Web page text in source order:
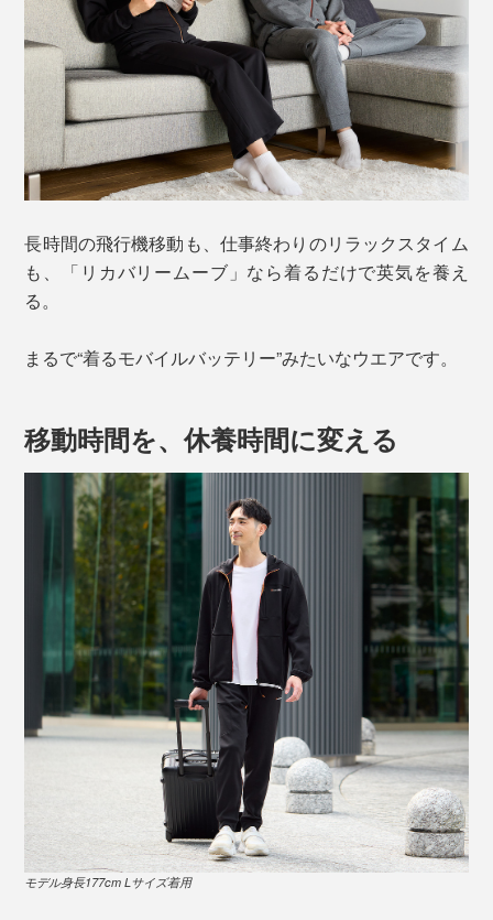
長時間の飛行機移動も、仕事終わりのリラックスタイム
も、「リカバリームーブ」なら着るだけで英気を養え
る。
まるで“着るモバイルバッテリー”みたいなウエアです。
移動時間を、休養時間に変える
モデル身長177cm Lサイズ着用